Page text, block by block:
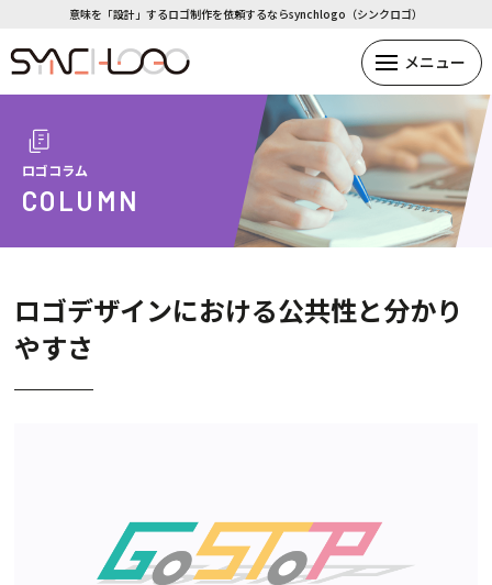
意味を「設計」するロゴ制作を依頼するならsynchlogo（シンクロゴ）
ロゴコラム
COLUMN
ロゴデザインにおける公共性と分かり
やすさ